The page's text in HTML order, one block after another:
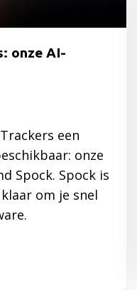
onze AI-
een
onze
Spock. Spock is
om je snel